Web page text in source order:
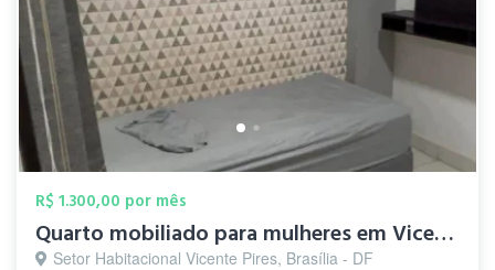
R$ 1.300,00 por mês
Quarto mobiliado para mulheres em Vicent...
Setor Habitacional Vicente Pires, Brasília - DF